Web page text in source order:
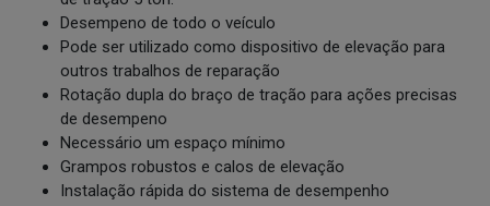
Desempeno de todo o veículo
Pode ser utilizado como dispositivo de elevação para
outros trabalhos de reparação
Rotação dupla do braço de tração para ações precisas
de desempeno
Necessário um espaço mínimo
Grampos robustos e calos de elevação
Instalação rápida do sistema de desempenho